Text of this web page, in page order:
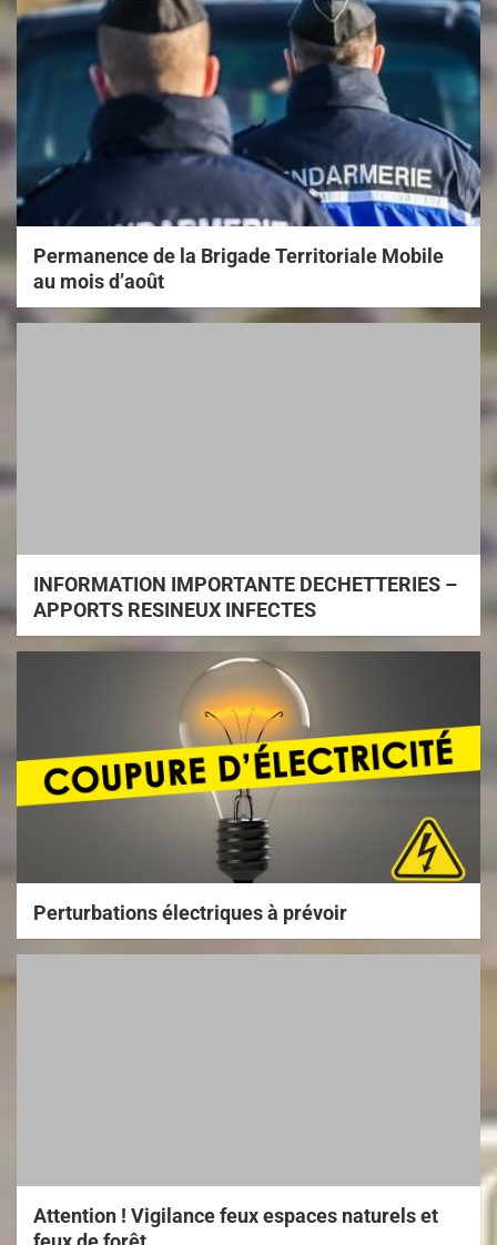
Permanence de la Brigade Territoriale Mobile
au mois d’août
INFORMATION IMPORTANTE DECHETTERIES –
APPORTS RESINEUX INFECTES
Perturbations électriques à prévoir
Attention ! Vigilance feux espaces naturels et